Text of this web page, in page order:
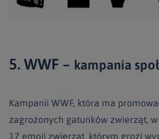
5. WWF – kampania
Kampanii WWF, która ma
zagrożonych gatunków zwierząt,
17 emoji zwierząt, którym grozi